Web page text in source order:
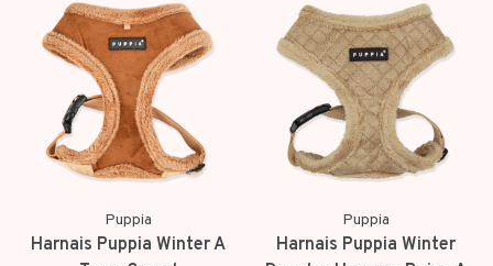
Puppia
Harnais Puppia Winter A
Puppia
Harnais Puppia Winter